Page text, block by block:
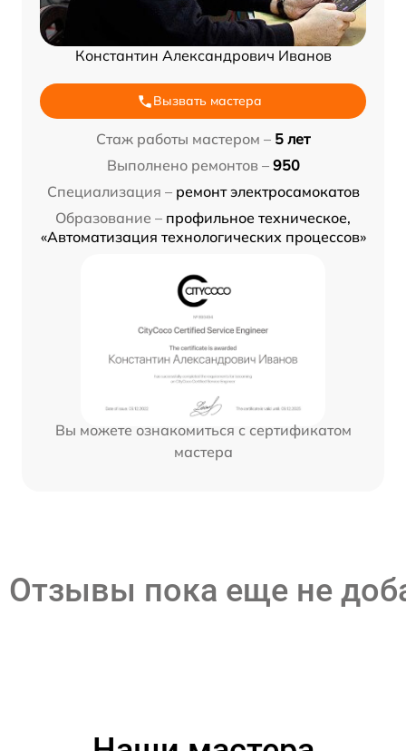
Константин Александрович Иванов
Вызвать мастера
Стаж работы мастером – 5 лет
Выполнено ремонтов – 950
Специализация – ремонт электросамокатов
Образование – профильное техническое,
«Автоматизация технологических процессов»
Вы можете ознакомиться с сертификатом
мастера
Отзывы пока еще не